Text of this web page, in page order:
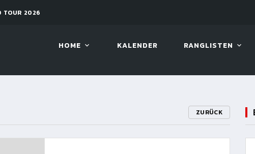
TOUR 2026
HOME KALENDER RANGLISTEN
ZURÜCK